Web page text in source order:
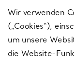
SERVICES
Wir verwenden
(„Cookies“),
um unsere
die Website-